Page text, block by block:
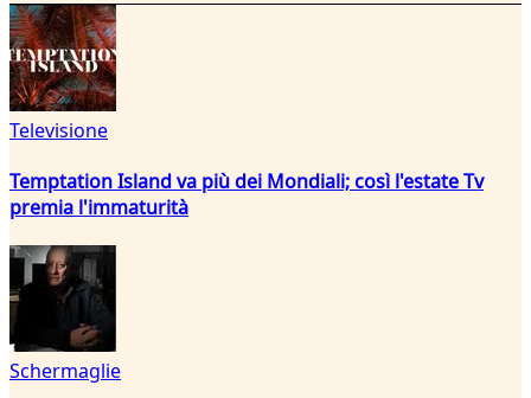
Televisione
Temptation Island va più dei Mondiali; così l'estate Tv
premia l'immaturità
Schermaglie